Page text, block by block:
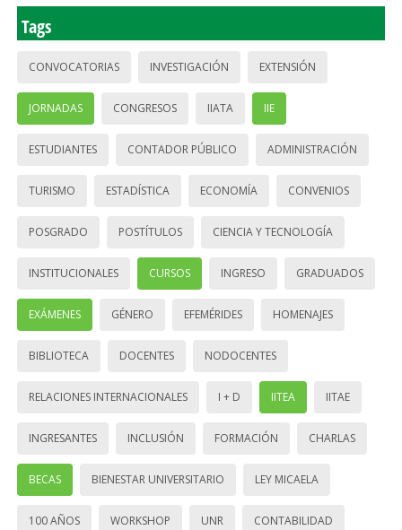
Tags
CONVOCATORIAS INVESTIGACIÓN EXTENSIÓN
JORNADAS CONGRESOS IIATA IIE
ESTUDIANTES CONTADOR PÚBLICO ADMINISTRACIÓN
TURISMO ESTADÍSTICA ECONOMÍA CONVENIOS
POSGRADO POSTÍTULOS CIENCIA Y TECNOLOGÍA
INSTITUCIONALES CURSOS INGRESO GRADUADOS
EXÁMENES GÉNERO EFEMÉRIDES HOMENAJES
BIBLIOTECA DOCENTES NODOCENTES
RELACIONES INTERNACIONALES I + D IITEA IITAE
INGRESANTES INCLUSIÓN FORMACIÓN CHARLAS
BECAS BIENESTAR UNIVERSITARIO LEY MICAELA
100 AÑOS WORKSHOP UNR CONTABILIDAD